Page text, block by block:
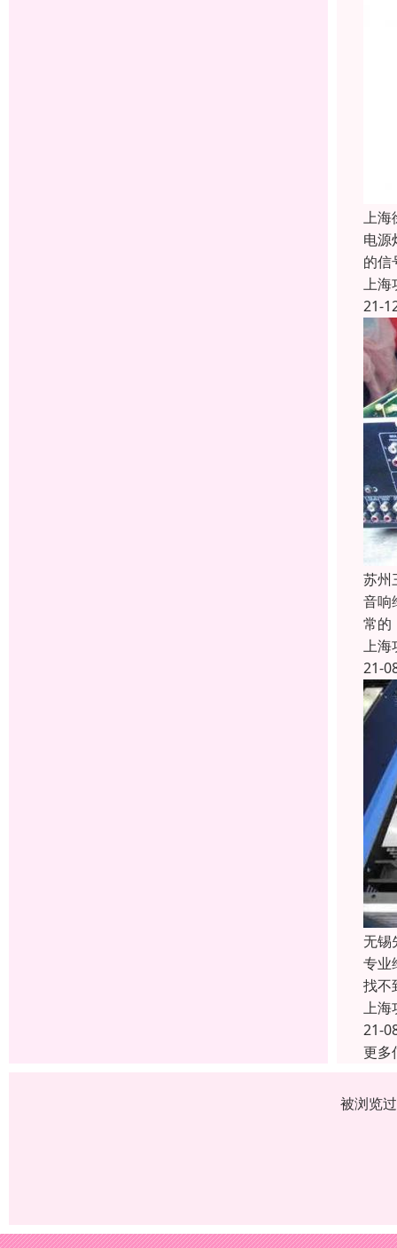
上海
电源
的信
上海
21-
苏州
音响
常的
上海
21-
无锡
专业
找不
上海
21-
更多
被浏览